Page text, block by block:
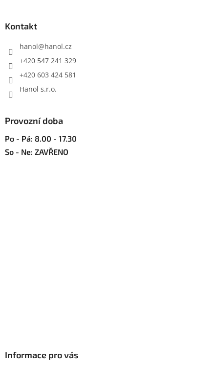
Kontakt
hanol@hanol.cz
+420 547 241 329
+420 603 424 581
Hanol s.r.o.
Provozní doba
Po - Pá: 8.00 - 17.30
So - Ne: ZAVŘENO
Informace pro vás